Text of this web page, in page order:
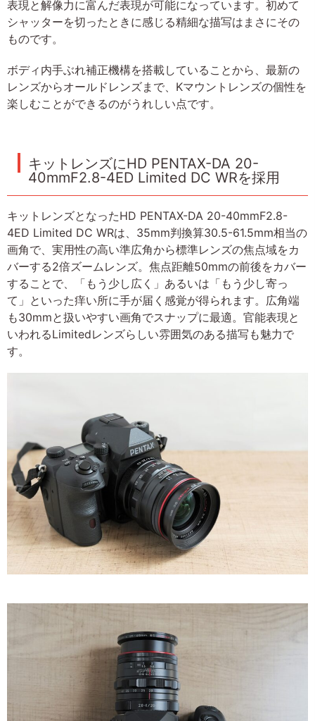
表現と解像力に富んだ表現が可能になっています。初めて
シャッターを切ったときに感じる精細な描写はまさにその
ものです。
ボディ内手ぶれ補正機構を搭載していることから、最新の
レンズからオールドレンズまで、Kマウントレンズの個性を
楽しむことができるのがうれしい点です。
キットレンズにHD PENTAX-DA 20-
40mmF2.8-4ED Limited DC WRを採用
キットレンズとなったHD PENTAX-DA 20-40mmF2.8-
4ED Limited DC WRは、35mm判換算30.5-61.5mm相当の
画角で、実用性の高い準広角から標準レンズの焦点域をカ
バーする2倍ズームレンズ。焦点距離50mmの前後をカバー
することで、「もう少し広く」あるいは「もう少し寄っ
て」といった痒い所に手が届く感覚が得られます。広角端
も30mmと扱いやすい画角でスナップに最適。官能表現と
いわれるLimitedレンズらしい雰囲気のある描写も魅力で
す。